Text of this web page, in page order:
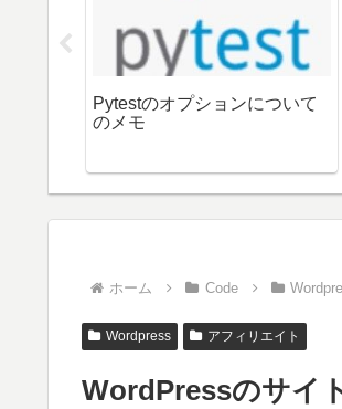
Pytestのオプションについて
のメモ
ホーム Code
Wordpress アフィリエイト
WordPressのサイ